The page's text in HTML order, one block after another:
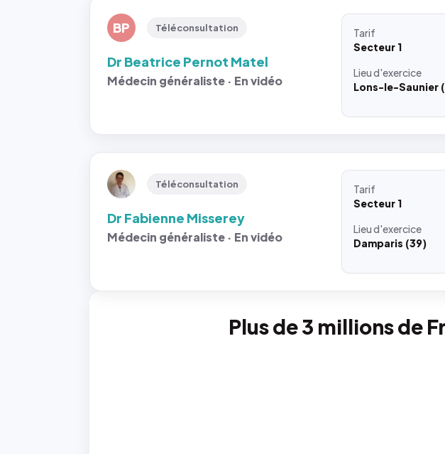
BP Téléconsultation
Dr Beatrice Pernot Matel
Médecin généraliste · En vidéo
Tarif
Secteur 1
Lieud'exercice
Lons-le-Saunier
Téléconsultation
Dr Fabienne Misserey
Médecin généraliste · En vidéo
Tarif
Secteur 1
Lieud'exercice
Damparis (39)
Plus de 3 millions de